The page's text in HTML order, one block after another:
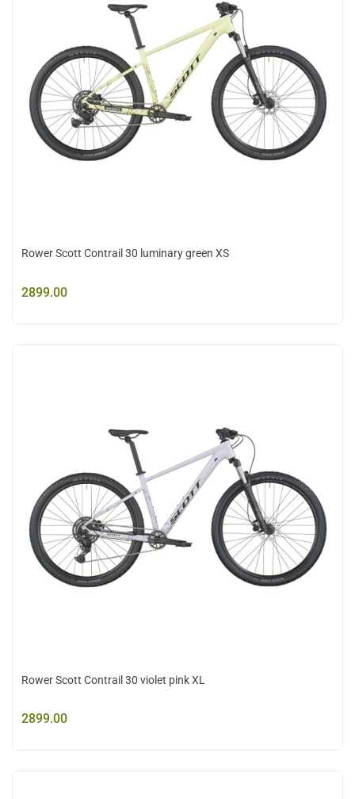
Rower Scott Contrail 30 luminary green XS
2899.00
Rower Scott Contrail 30 violet pink XL
2899.00